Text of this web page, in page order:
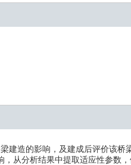
建造的影响，及建成后评价该
从分析结果中提取适应性参数